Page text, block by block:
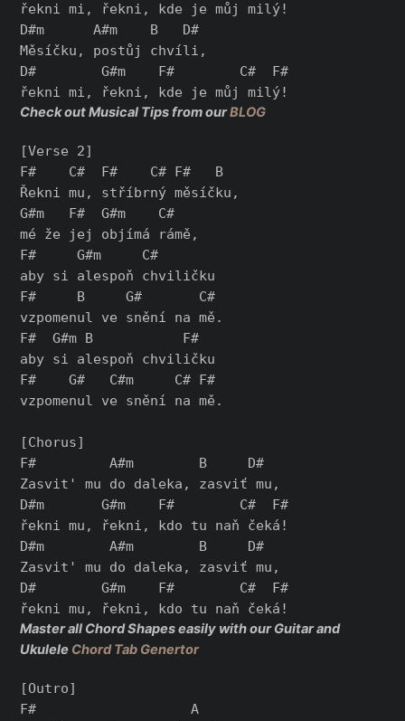
řekni mi, řekni, kde je můj milý!
D#m      A#m    B   D#
Měsíčku, postůj chvíli,
D#        G#m    F#        C#  F#
Check out Musical Tips from ourBLOG
[Verse 2]
F#    C#  F#    C# F#   B
Řekni mu, stříbrný měsíčku,
G#m   F#  G#m    C#
mé že jej objímá rámě,
F#     G#m     C#
aby si alespoň chviličku
F#     B     G#       C#
vzpomenul ve snění na mě.
F#  G#m B           F#
aby si alespoň chviličku
F#    G#   C#m     C# F#
vzpomenul ve snění na mě.
[Chorus]
F#         A#m        B     D#
Zasvit' mu do daleka, zasviť mu,
D#m       G#m    F#        C#  F#
řekni mu, řekni, kdo tu naň čeká!
D#m        A#m        B     D#
Zasvit' mu do daleka, zasviť mu,
D#        G#m    F#        C#  F#
Master all Chord Shapes easily with our Guitar and
Ukulele Chord Tab Genertor
[Outro]
F#                   A